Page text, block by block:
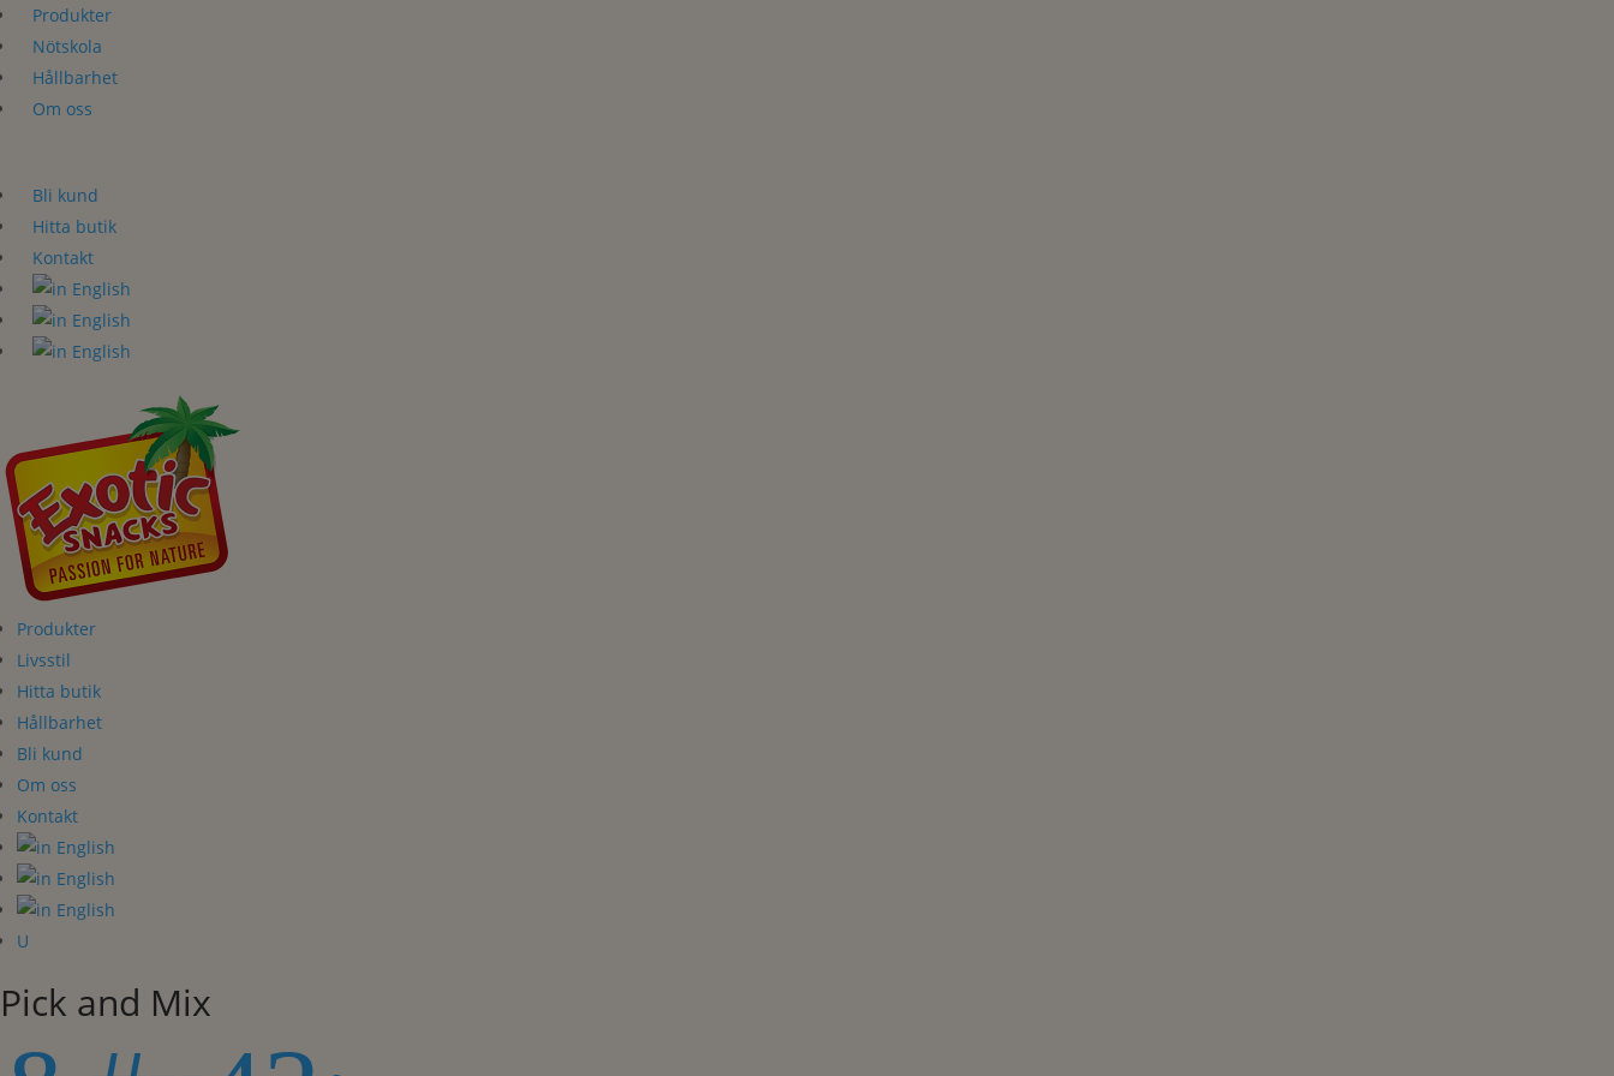
Produkter
Nötskola
Hållbarhet
Om oss
Bli kund
Hitta butik
Kontakt
Produkter
Livsstil
Hitta butik
Hållbarhet
Bli kund
Om oss
Kontakt
U
Pick and Mix